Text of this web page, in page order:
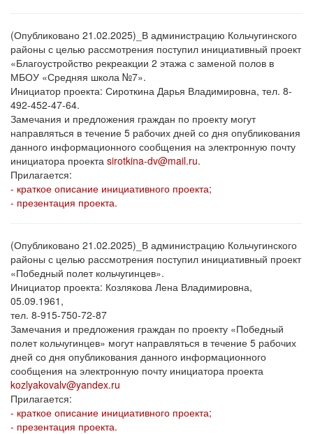
(Опубликовано 21.02.2025)_В администрацию Кольчугинского
районы с целью рассмотрения поступил инициативный проект
«Благоустройство рекреакции 2 этажа с заменой полов в
МБОУ «Средняя школа №7».
Инициатор проекта: Сироткина Дарья Владимировна, тел. 8-
492-452-47-64.
Замечания и предложения граждан по проекту могут
направляться в течение 5 рабочих дней со дня опубликования
данного информационного сообщения на электронную почту
инициатора проекта sirotkina-dv@mail.ru.
Прилагается:
- краткое описание инициативного проекта;
- презентация проекта.
(Опубликовано 21.02.2025)_В администрацию Кольчугинского
районы с целью рассмотрения поступил инициативный проект
«Победный полет кольчугинцев».
Инициатор проекта: Козлякова Лена Владимировна,
05.09.1961,
тел. 8-915-750-72-87
Замечания и предложения граждан по проекту «Победный
полет кольчугинцев» могут направляться в течение 5 рабочих
дней со дня опубликования данного информационного
сообщения на электронную почту инициатора проекта
kozlyakovalv@yandex.ru
Прилагается:
- краткое описание инициативного проекта;
- презентация проекта.